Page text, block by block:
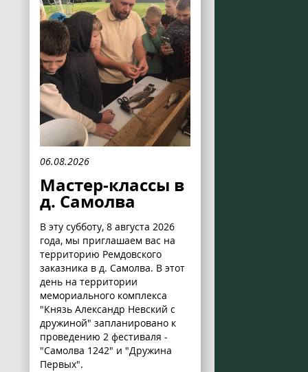
06.08.2026
Мастер-классы в
д. Самолва
В эту субботу, 8 августа 2026
года, мы приглашаем вас на
территорию Ремдовского
заказника в д. Самолва. В этот
день на территории
мемориального комплекса
"Князь Александр Невский с
дружиной" запланировано к
проведению 2 фестиваля -
"Самолва 1242" и "Дружина
Первых".